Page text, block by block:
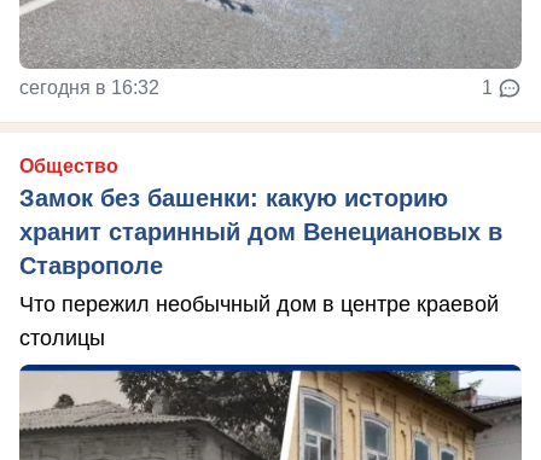
сегодня в 16:32 1
Общество
Замок без башенки: какую историю
хранит старинный дом Венециановых в
Ставрополе
Что пережил необычный дом в центре краевой
столицы